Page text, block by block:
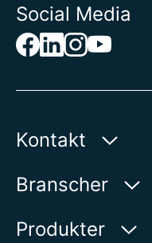
Social Media
Kontakt
AUMA Riester
Aumastr. 1
Branscher
Vatten
Produkter